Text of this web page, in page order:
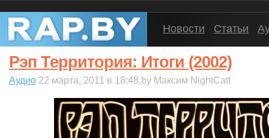
Новости Статьи
Рэп Территория: Итоги (2002)
Аудио 22 марта, 2011 в 18:48,by Максим NightCatt